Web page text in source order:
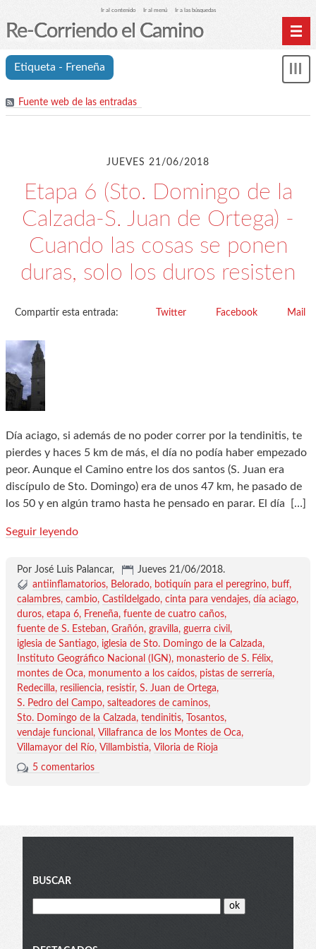
Ir al contenido Ir al menú Ir a las búsquedas
Re-Corriendo el Camino
Índice analítico (etiquetas)
Etiqueta - Freneña
Fuente web de las entradas
JUEVES 21/06/2018
Etapa 6 (Sto. Domingo de la
Calzada-S. Juan de Ortega) -
Cuando las cosas se ponen
duras, solo los duros resisten
Compartir esta entrada: Twitter Facebook Mail
Día aciago, si además de no poder correr por la tendinitis, te
pierdes y haces 5 km de más, el día no podía haber empezado
peor. Aunque el Camino entre los dos santos (S. Juan era
discípulo de Sto. Domingo) era de unos 47 km, he pasado de
los 50 y en algún tramo hasta he pensado en parar. El día
[…]
Seguir leyendo
Por José Luis Palancar, Jueves 21/06/2018.
antiinflamatorios
Belorado botiquín para el peregrino
buff
calambres cambio Castildelgado cinta para vendajes día aciago
duros etapa 6 Freneña fuente de cuatro caños
fuente de S. Esteban Grañón gravilla guerra civil
iglesia de Santiago iglesia de Sto. Domingo de la Calzada
Instituto Geográfico Nacional (IGN)
monasterio de S. Félix
montes de Oca
monumento a los caídos pistas de serrería
Redecilla
resiliencia resistir S. Juan de Ortega
S. Pedro del Campo salteadores de caminos
Sto. Domingo de la Calzada tendinitis
Tosantos
vendaje funcional
Villafranca de los Montes de Oca
Villamayor del Río Villambistia
Viloria de Rioja
5 comentarios
Blog
menu
BUSCAR